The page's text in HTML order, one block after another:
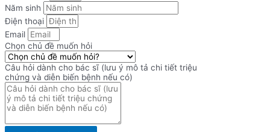
Năm sinh
Điện thoại
Email
Chọn chủ đề muốn hỏi
Câu hỏi dành cho bác sĩ (lưu ý mô tả chi tiết triệu
chứng và diễn biến bệnh nếu có)